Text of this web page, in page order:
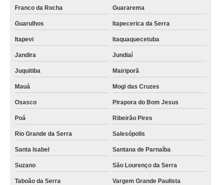
Franco da Rocha Guararema
Guarulhos Itapecerica da Serra
Itapevi Itaquaquecetuba
Jandira Jundiaí
Juquitiba Mairiporã
Mauá Mogi das Cruzes
Osasco Pirapora do Bom Jesus
Poá Ribeirão Pires
Rio Grande da Serra Salesópolis
Santa Isabel Santana de Parnaíba
Suzano São Lourenço da Serra
Taboão da Serra
Vargem Grande Paulista